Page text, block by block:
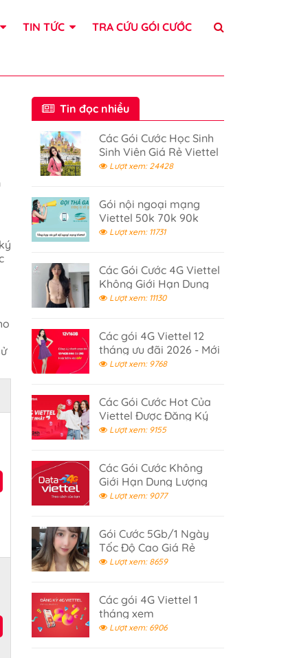
TIN TỨC TRA CỨU GÓI CƯỚC
Tin đọc nhiều
Các Gói Cước Học Sinh
Sinh Viên Giá Rẻ Viettel
Lượt xem: 24428
Gói nội ngoại mạng
Viettel 50k 70k 90k
120k - Gọi điện thả ga
Lượt xem: 11731
Các Gói Cước 4G Viettel
Không Giới Hạn Dung
Lượng 2026
Lượt xem: 11130
Các gói 4G Viettel 12
tháng ưu đãi 2026 - Mới
Cập Nhật
Lượt xem: 9768
Các Gói Cước Hot Của
Viettel Được Đăng Ký
Nhiều 2026
Lượt xem: 9155
Các Gói Cước Không
Giới Hạn Dung Lượng
Data Viettel
Lượt xem: 9077
Gói Cước 5Gb/1 Ngày
Tốc Độ Cao Giá Rẻ
Viettel
Lượt xem: 8659
Các gói 4G Viettel 1
tháng xem
Youtube,Tiktok 2026
Lượt xem: 6906